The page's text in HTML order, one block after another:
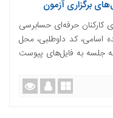
کارکنان حرفه‌ای حسابرسی
مشاهده اسامی، کد داوطلبی، محل
جلسه به فایل‌های پیوست